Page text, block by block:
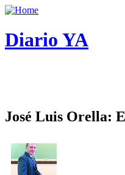
Diario YA
José Luis Orella: